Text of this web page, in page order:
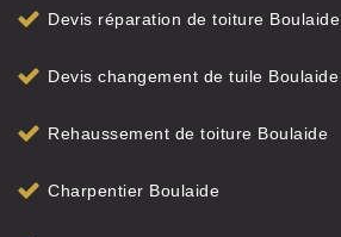
Devis réparation de toiture Boulaide
Devis changement de tuile Boulaide
Rehaussement de toiture Boulaide
Charpentier Boulaide